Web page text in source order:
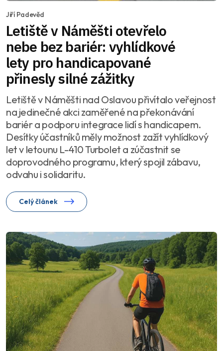
Jiří Padevěd
Letiště v Náměšti otevřelo
nebe bez bariér: vyhlídkové
lety pro handicapované
přinesly silné zážitky
Letiště v Náměšti nad Oslavou přivítalo veřejnost
na jedinečné akci zaměřené na překonávání
bariér a podporu integrace lidí s handicapem.
Desítky účastníků měly možnost zažít vyhlídkový
let v letounu L-410 Turbolet a zúčastnit se
doprovodného programu, který spojil zábavu,
odvahu i solidaritu.
Celý článek